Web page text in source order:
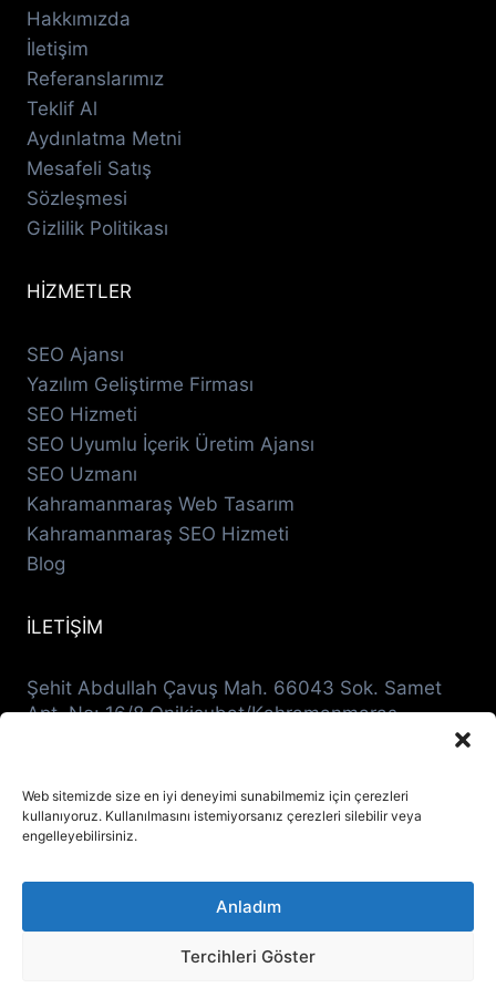
Web sitemizde size en iyi deneyimi sunabilmemiz için çerezleri
kullanıyoruz. Kullanılmasını istemiyorsanız çerezleri silebilir veya
engelleyebilirsiniz.
Anladım
Tercihleri Göster
Hakkımızda
İletişim
Referanslarımız
Teklif Al
Aydınlatma Metni
Mesafeli Satış
Sözleşmesi
Gizlilik Politikası
HİZMETLER
SEO Ajansı
Yazılım Geliştirme Firması
SEO Hizmeti
SEO Uyumlu İçerik Üretim Ajansı
SEO Uzmanı
Kahramanmaraş Web Tasarım
Kahramanmaraş SEO Hizmeti
Blog
İLETİŞİM
Şehit Abdullah Çavuş Mah. 66043 Sok. Samet
Apt. No: 16/8 Onikişubat/Kahramanmaraş
destek@mcgdijital.com
© 2026 MCG Dijital Pazarlama Ajansı - Tüm